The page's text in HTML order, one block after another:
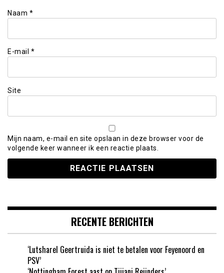
Naam *
E-mail *
Site
Mijn naam, e-mail en site opslaan in deze browser voor de
volgende keer wanneer ik een reactie plaats.
RECENTE BERICHTEN
‘Lutsharel Geertruida is niet te betalen voor Feyenoord en
PSV’